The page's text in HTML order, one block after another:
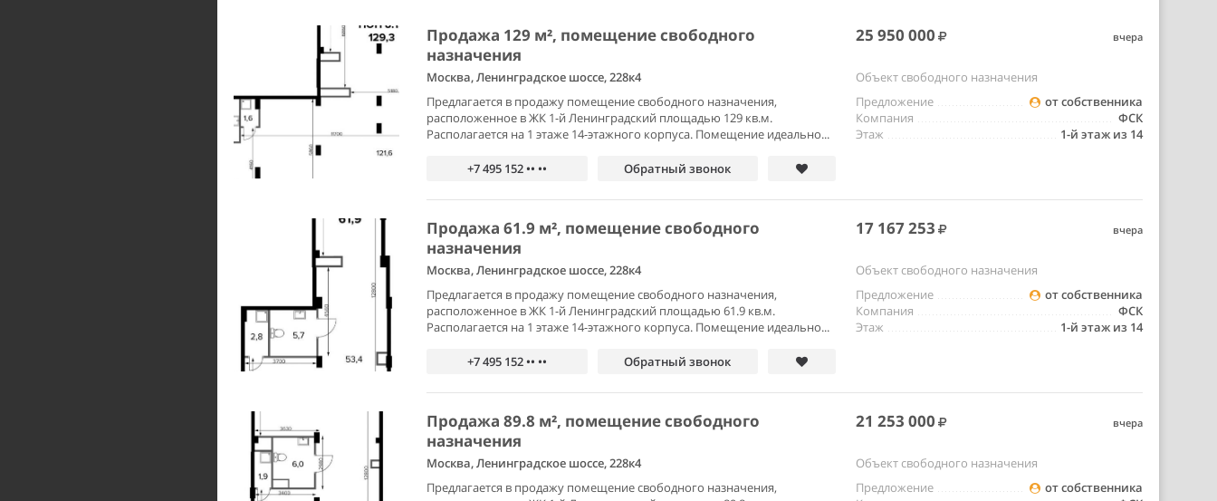
Продажа 129 м², помещение свободного
назначения
25 950 000 вчера
Москва, Ленинградское шоссе, 228к4
Объект свободного назначения
Предлагается в продажу помещение свободного назначения,
расположенное в ЖК 1-й Ленинградский площадью 129 кв.м.
Располагается на 1 этаже 14-этажного корпуса. Помещение идеально...
от собственника
Предложение
ФСК
Компания
1-й этаж из 14
Этаж
+7 495 152 •• •• Обратный звонок
Продажа 61.9 м², помещение свободного
назначения
17 167 253 вчера
Москва, Ленинградское шоссе, 228к4
Объект свободного назначения
Предлагается в продажу помещение свободного назначения,
расположенное в ЖК 1-й Ленинградский площадью 61.9 кв.м.
Располагается на 1 этаже 14-этажного корпуса. Помещение идеально...
от собственника
Предложение
ФСК
Компания
1-й этаж из 14
Этаж
+7 495 152 •• •• Обратный звонок
Продажа 89.8 м², помещение свободного
назначения
21 253 000 вчера
Москва, Ленинградское шоссе, 228к4
Объект свободного назначения
Предлагается в продажу помещение свободного назначения,
от собственника
Предложение